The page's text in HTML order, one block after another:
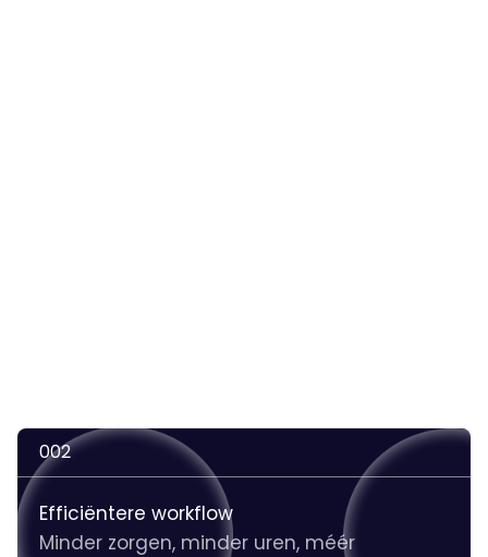
002
Efficiëntere workflow
Minder zorgen, minder uren, méér